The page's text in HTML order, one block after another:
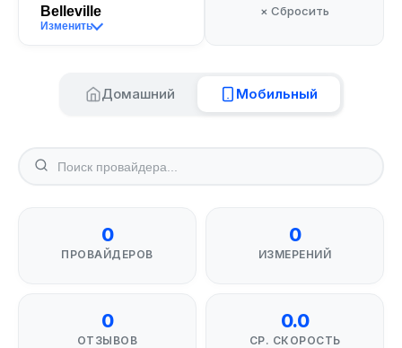
Belleville
Изменить
× Сбросить
Домашний Мобильный
0
ПРОВАЙДЕРОВ
0
ИЗМЕРЕНИЙ
0
ОТЗЫВОВ
0.0
СР. СКОРОСТЬ